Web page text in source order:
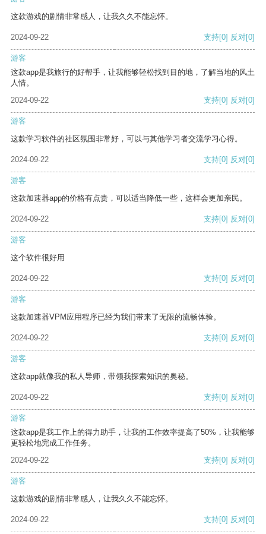
这款游戏的剧情非常感人，让我久久不能忘怀。
2024-09-22 支持[0] 反对[0]
游客
这款app是我旅行的好帮手，让我能够轻松找到目的地，了解当地的风土
人情。
2024-09-22
支持[0] 反对[0]
游客
这款学习软件的社区氛围非常好，可以与其他学习者交流学习心得。
2024-09-22 支持[0] 反对[0]
游客
这款加速器app的价格有点贵，可以适当降低一些，这样会更加亲民。
2024-09-22 支持[0] 反对[0]
游客
这个软件很好用
2024-09-22 支持[0] 反对[0]
游客
这款加速器VPM应用程序已经为我们带来了无限的流畅体验。
2024-09-22 支持[0] 反对[0]
游客
这款app就像我的私人导师，带领我探索知识的奥秘。
2024-09-22 支持[0] 反对[0]
游客
这款app是我工作上的得力助手，让我的工作效率提高了50%，让我能够
更轻松地完成工作任务。
2024-09-22
支持[0] 反对[0]
游客
这款游戏的剧情非常感人，让我久久不能忘怀。
2024-09-22 支持[0] 反对[0]